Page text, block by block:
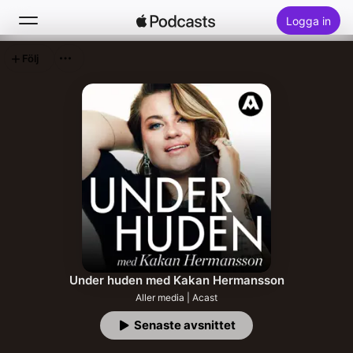
Logga in
Topplistor
Under huden med Kakan Hermansson
Aller media | Acast
Senaste avsnittet
Följ